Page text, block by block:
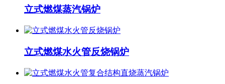
立式燃煤蒸汽锅炉
立式燃煤水火管反烧锅炉